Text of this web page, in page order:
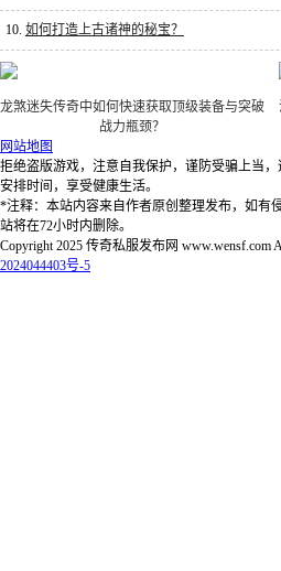
10. 如何打造上古诸神的秘宝？
龙煞迷失传奇中如何快速获取顶级装备与突破
战力瓶颈？
网站地图
拒绝盗版游戏，注意自我保护，谨防受骗上当
安排时间，享受健康生活。
*注释：本站内容来自作者原创整理发布，如有
站将在72小时内删除。
Copyright 2025 传奇私服发布网 www.wensf.com
2024044403号-5